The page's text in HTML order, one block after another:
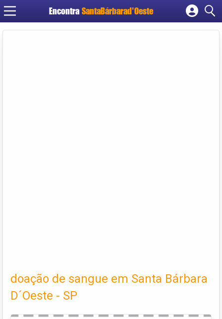
Encontra SantaBárbarad'Oeste
Cadastrar empresa
doação de sangue em Santa Bárbara
D´Oeste - SP